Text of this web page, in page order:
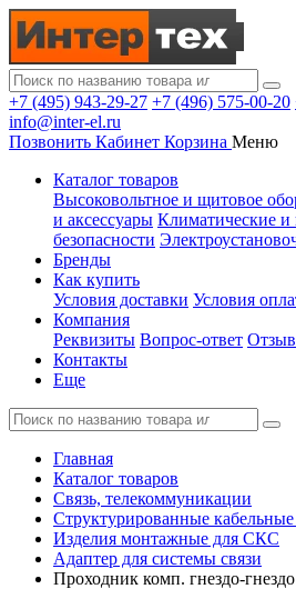
+7 (495) 943-29-27 +7 (496) 575-00-20
info@inter-el.ru
Позвонить Кабинет Корзина Меню
Каталог товаров
Высоковольтное и щитовое
и аксессуары Климатические
безопасности
Бренды
Как купить
Условия доставки Условия
Компания
Реквизиты Вопрос-ответ
Контакты
Еще
Главная
Каталог товаров
Связь, телекоммуникации
Структурированные
Изделия монтажные для СКС
Адаптер для системы связи
Проходник комп. гнездо-